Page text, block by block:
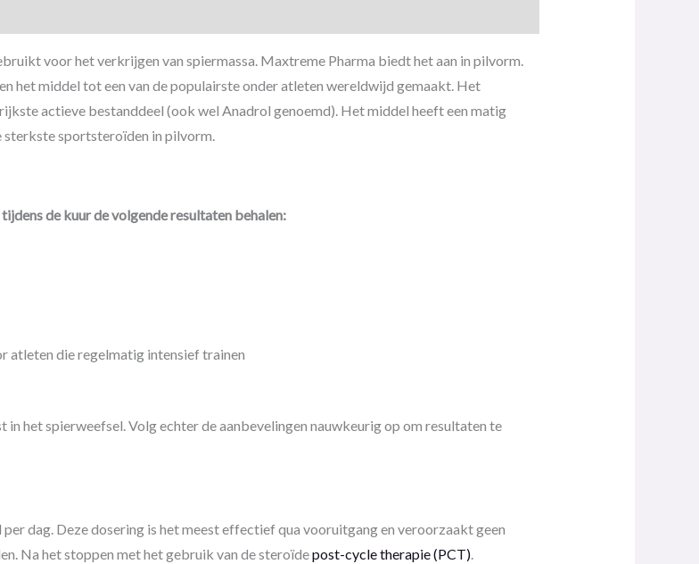
voor het verkrijgen van spiermassa. Maxtreme Pharma biedt het aan in pilvorm.
het middel tot een van de populairste onder atleten wereldwijd gemaakt. Het
actieve bestanddeel (ook wel Anadrol genoemd). Het middel heeft een matig
sterkste sportsteroïden in pilvorm.
de kuur de volgende resultaten behalen:
atleten die regelmatig intensief trainen
het spierweefsel. Volg echter de aanbevelingen nauwkeurig op om resultaten te
dag. Deze dosering is het meest effectief qua vooruitgang en veroorzaakt geen
Na het stoppen met het gebruik van de steroïdepost-cycle therapie (PCT).